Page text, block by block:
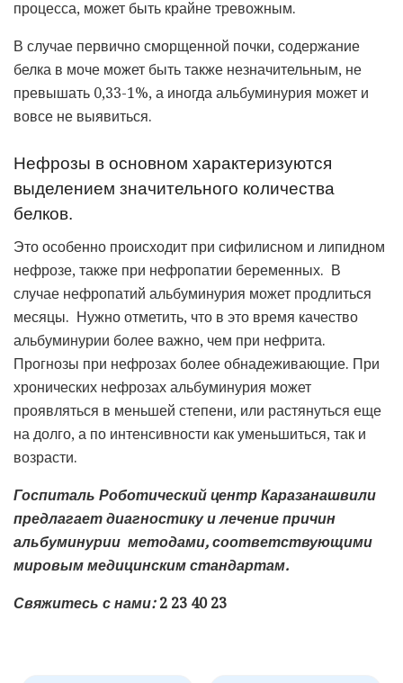
процесса, может быть крайне тревожным.
В случае первично сморщенной почки, содержание
белка в моче может быть также незначительным, не
превышать 0,33-1%, а иногда альбуминурия может и
вовсе не выявиться.
Нефрозы в основном характеризуются
выделением значительного количества
белков.
Это особенно происходит при сифилисном и липидном
нефрозе, также при нефропатии беременных. В
случае нефропатий альбуминурия может продлиться
месяцы. Нужно отметить, что в это время качество
альбуминурии более важно, чем при нефрита.
Прогнозы при нефрозах более обнадеживающие. При
хронических нефрозах альбуминурия может
проявляться в меньшей степени, или растянуться еще
на долго, а по интенсивности как уменьшиться, так и
возрасти.
Госпиталь Роботический центр Каразанашвили
предлагает диагностику и лечение причин
альбуминурии методами, соответствующими
мировым медицинским стандартам.
Свяжитесь с нами:2 23 40 23